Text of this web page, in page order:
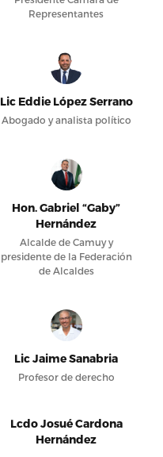
Representantes
Lic Eddie López Serrano
Abogado y analista político
Hon. Gabriel “Gaby”
Hernández
Alcalde de Camuy y
presidente de la Federación
de Alcaldes
Lic Jaime Sanabria
Profesor de derecho
Lcdo Josué Cardona
Hernández